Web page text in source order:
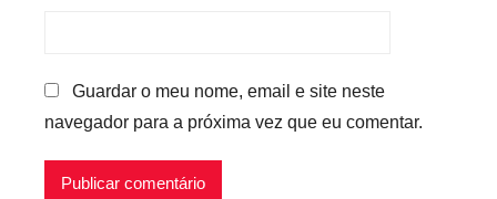
Guardar o meu nome, email e site neste
navegador para a próxima vez que eu comentar.